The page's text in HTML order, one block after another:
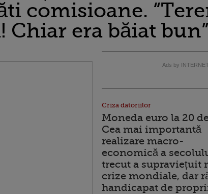
comisioane.
era băiat bun”
Ads by
Criza datoriilor
Moneda euro la 20
Cea mai importantă
realizare macro-
economică a
trecut a supraviețuit
crize mondiale, dar
handicapat de